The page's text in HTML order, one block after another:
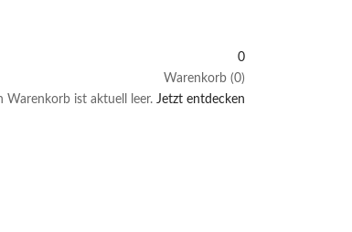
0
Warenkorb (0)
Warenkorb ist aktuell leer. Jetzt entdecken